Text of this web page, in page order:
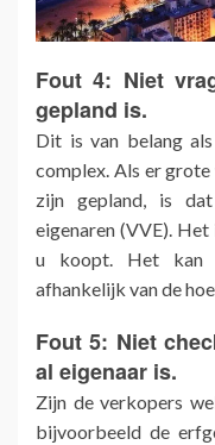
Fout 4: Niet
gepland is.
Dit is van belang
complex. Als er
zijn gepland, is
eigenaren (VVE).
u koopt. Het kan
afhankelijk van de
Fout 5: Niet
al eigenaar is.
Zijn de verkopers
bijvoorbeeld de